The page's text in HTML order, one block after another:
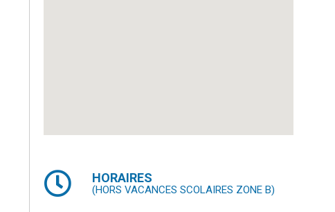
HORAIRES
(HORS VACANCES SCOLAIRES ZONE B)